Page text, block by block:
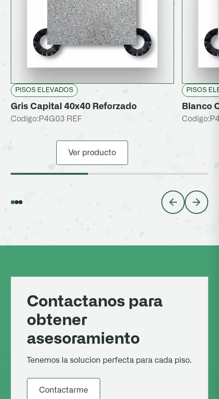
PISOS ELEVADOS
Gris Capital 40x40 Reforzado
Codigo: P4G03 REF
Ver producto
PISOS
Blanco
Codigo:
Contactanos para
obtener
asesoramiento
Tenemos la solucion perfecta para cada piso.
Contactarme